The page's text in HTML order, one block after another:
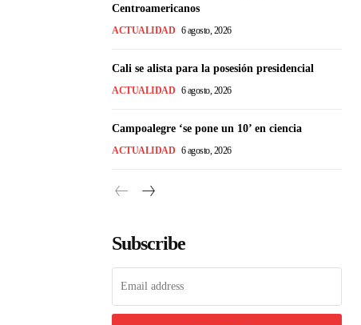
Centroamericanos
ACTUALIDAD 6 agosto, 2026
Cali se alista para la posesión presidencial
ACTUALIDAD 6 agosto, 2026
Campoalegre ‘se pone un 10’ en ciencia
ACTUALIDAD 6 agosto, 2026
Subscribe